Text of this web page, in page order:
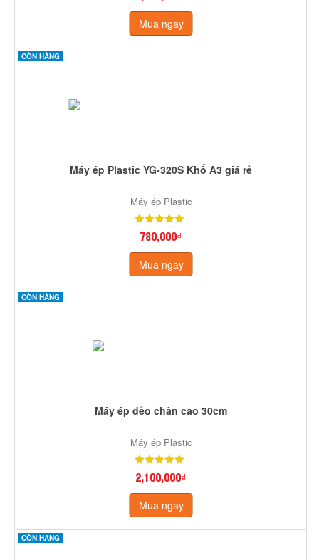
Mua ngay
CÒN HÀNG
Máy ép Plastic YG-320S Khổ A3 giá rẻ
Máy ép Plastic
780,000₫
Mua ngay
CÒN HÀNG
Máy ép dẻo chân cao 30cm
Máy ép Plastic
2,100,000₫
Mua ngay
CÒN HÀNG